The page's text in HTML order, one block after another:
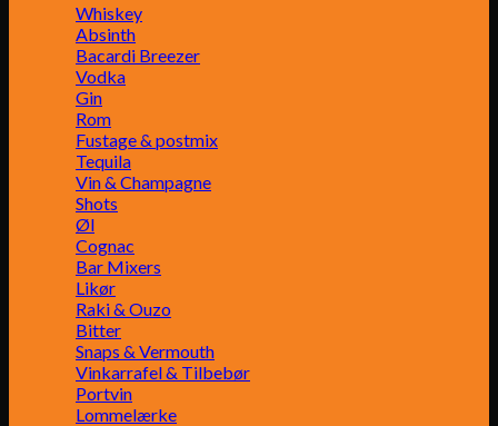
Whiskey
Absinth
Bacardi Breezer
Vodka
Gin
Rom
Fustage & postmix
Tequila
Vin & Champagne
Shots
Øl
Cognac
Bar Mixers
Likør
Raki & Ouzo
Bitter
Snaps & Vermouth
Vinkarrafel & Tilbebør
Portvin
Lommelærke